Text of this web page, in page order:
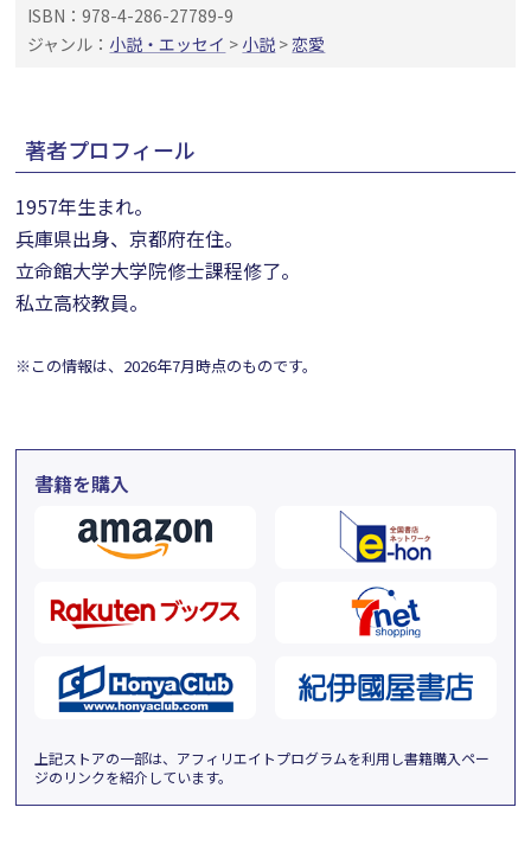
ISBN：978-4-286-27789-9
ジャンル： 小説・エッセイ > 小説 > 恋愛
著者プロフィール
1957年生まれ。
兵庫県出身、京都府在住。
立命館大学大学院修士課程修了。
私立高校教員。
※この情報は、2026年7月時点のものです。
書籍を購入
上記ストアの一部は、アフィリエイトプログラムを利用し書籍購入ペー
ジのリンクを紹介しています。